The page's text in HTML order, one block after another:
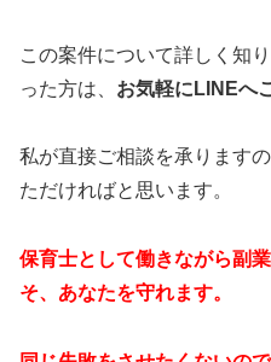
この案件について詳しく知
った方は、 お気軽にLINEへ
私が直接ご相談を承ります
ただければと思います。
保育士として働きながら副
そ、あなたを守れます。